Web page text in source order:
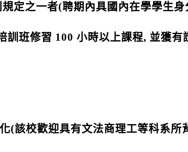
定之一者(聘期內具國內在學學生
班修習 100 小時以上課程, 並獲有
(該校歡迎具有文法商理工等科系所